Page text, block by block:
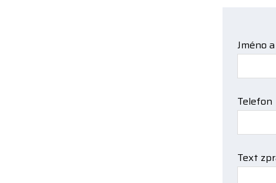
Jméno
Telefon
Text